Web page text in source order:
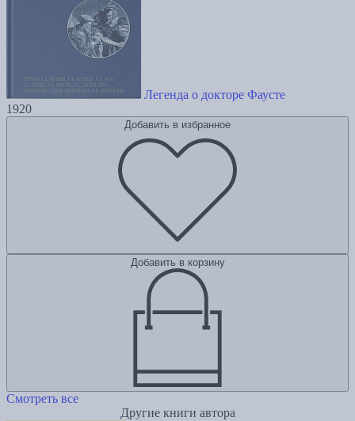
Легенда о докторе Фаусте
1920
Добавить в избранное
Добавить в корзину
Смотреть все
Другие книги автора